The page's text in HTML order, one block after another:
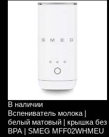
В наличии
Вспениватель молока |
белый матовый | крышка без
ВРА | SMEG MFF02WHMEU